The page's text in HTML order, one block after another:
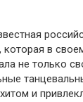
которая в
не только
и